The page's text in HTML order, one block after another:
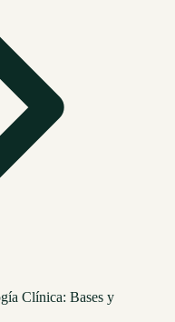
Clínica: Bases y